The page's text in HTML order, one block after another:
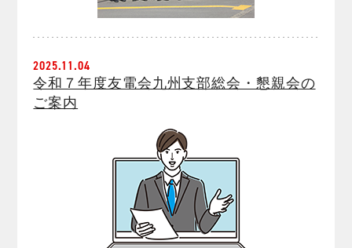
2025.11.04
令和７年度友電会九州支部総会・懇親会の
ご案内